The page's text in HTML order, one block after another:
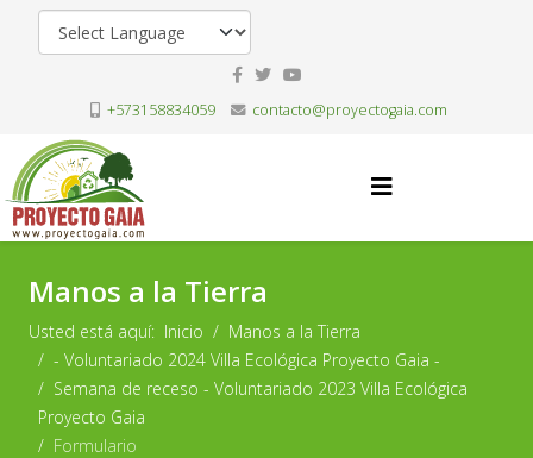
+573158834059 contacto@proyectogaia.com
Manos a la Tierra
Usted está aquí: Inicio
Manos a la Tierra
- Voluntariado 2024 Villa Ecológica Proyecto Gaia -
Semana de receso - Voluntariado 2023 Villa Ecológica
Proyecto Gaia
Formulario